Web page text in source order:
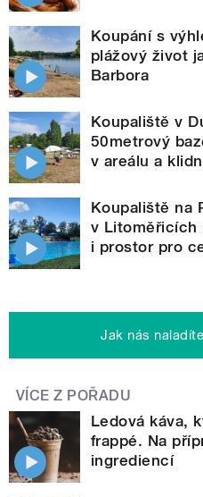
Koupání s
plážový život
Barbora
Koupaliště v
50metrový
v areálu a
Koupaliště na
v Litoměřicích
i prostor pro
Jak nás
VÍCE Z POŘADU
Ledová káva,
frappé. Na
ingrediencí